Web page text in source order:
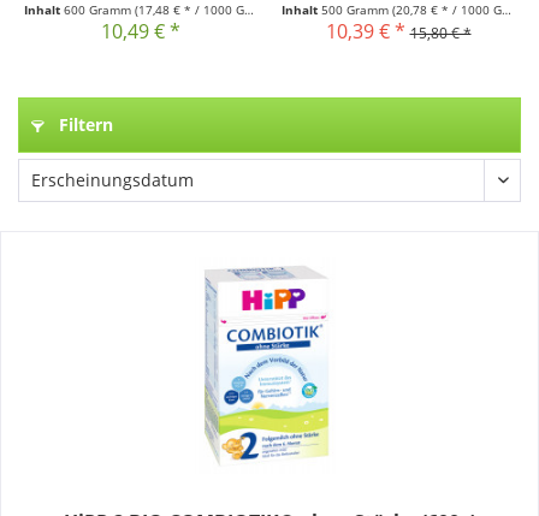
Inhalt 600 Gramm (17,48 € * / 1000 Gramm)
10,49 € *
Inhalt 500 Gramm (20,78 € * / 1000 Gramm)
10,39 € * 15,80 € *
Filtern